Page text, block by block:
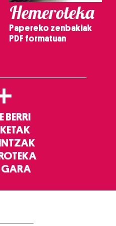
Hemeroteka
Papereko zenbakiak
PDF formatuan
BERRI
GARA